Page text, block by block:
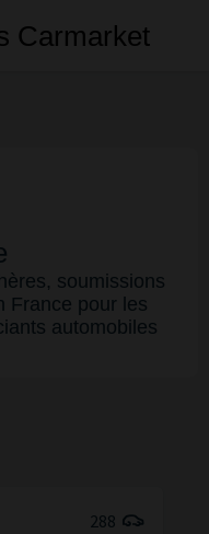
soumissions
France pour les
automobiles
288